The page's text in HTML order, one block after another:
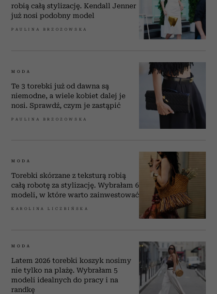
robią całą stylizację. Kendall Jenner
już nosi podobny model
PAULINA BRZOZOWSKA
MODA
Te 3 torebki już od dawna są
niemodne, a wiele kobiet dalej je
nosi. Sprawdź, czym je zastąpić
PAULINA BRZOZOWSKA
MODA
Torebki skórzane z teksturą robią
całą robotę za stylizację. Wybrałam 6
modeli, w które warto zainwestować
KAROLINA LICZBIŃSKA
MODA
Latem 2026 torebki koszyk nosimy
nie tylko na plażę. Wybrałam 5
modeli idealnych do pracy i na
randkę